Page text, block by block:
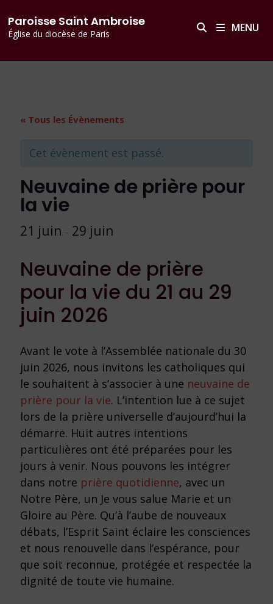
principal
au
contenu
Paroisse Saint Ambroise
Église du diocèse de Paris MENU
« Tous les Évènements
Cet évènement est passé.
Neuvaine de prière pour
la vie
21 juin 29 juin
Neuvaine de prière
pour la vie du 21 au 29
juin 2026
Avant le vote à l’Assemblée nationale du 30
juin 2026, nous invitons les catholiques qui
le souhaitent à s’associer à une neuvaine de
prière pour la vie. L’intention lue à ce sujet
lors de la prière universelle d’aujourd’hui la
démarre. Huit autres intentions
particulières ont été préparées pour les
jours à venir. Nous pouvons les intégrer
dans notre prière quotidienne, avec un
Notre Père, un Je vous salue Marie et un
Gloire au Père. Qu’à l’aube de nouveaux
débats, l’Esprit Saint éclaire les consciences
et nous renouvelle dans l’espérance, pour
que soit reconnue, protégée et respectée la
dignité de toute vie humaine.